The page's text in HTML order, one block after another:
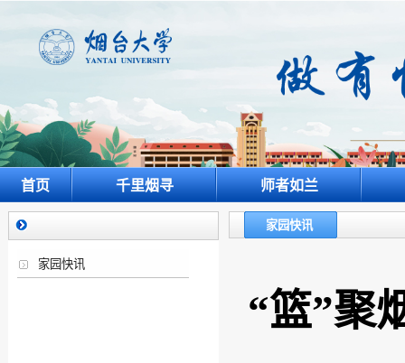
首页 千里烟寻 师者如兰
家园快讯
家园快讯
“篮”聚